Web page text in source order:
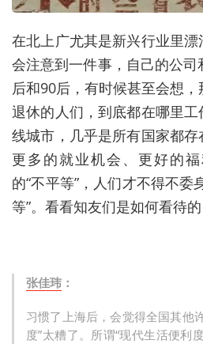
在北上广尤其是新兴行业里
会注意到一件事，自己的公
后和90后，有时候甚至会想
退休的人们，到底都在哪里
线城市，几乎是所有国家都
更多的就业机会、更好的
的“不平等”，人们才不得不委
等”。看看知友们是如何看待的
张佳玮 ：
习惯了上海后，会觉得全国其他
度”太糟了。所谓“现代生活便利